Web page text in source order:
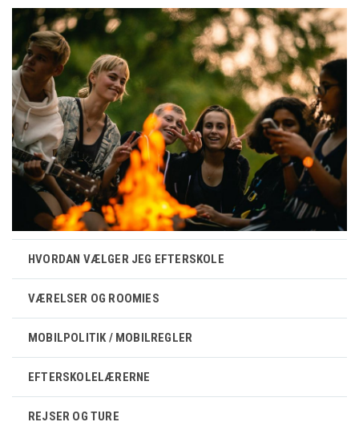
HVORDAN VÆLGER JEG EFTERSKOLE
VÆRELSER OG ROOMIES
MOBILPOLITIK / MOBILREGLER
EFTERSKOLELÆRERNE
REJSER OG TURE